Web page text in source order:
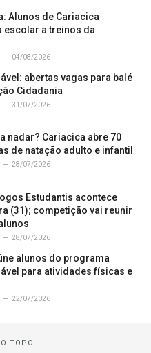
Alunos de Cariacica
escolar a treinos da
04/08/2026
abertas vagas para balé
Cidadania
31/07/2026
nadar? Cariacica abre 70
de natação adulto e infantil
28/07/2026
Estudantis acontece
(31); competição vai reunir
28/07/2026
alunos do programa
para atividades físicas e
22/07/2026
TOPO